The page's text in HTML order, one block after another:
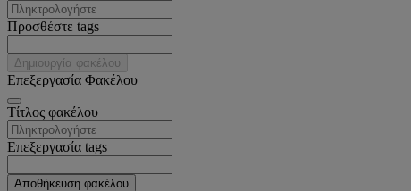
Προσθέστε tags
Δημιουργία φακέλου
Επεξεργασία Φακέλου
Tίτλος φακέλου
Επεξεργασία tags
Αποθήκευση φακέλου